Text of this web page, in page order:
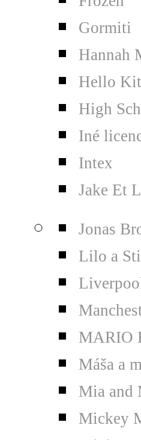
Gormiti
Hannah
Hello
High
Iné
Intex
Jake Et
Jonas
Lilo a
MARIO
Máša a
Mia and
Mickey